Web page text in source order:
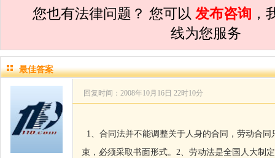
孙术校律师对民事诉讼法院指定的举
对离婚法律怎么判？有一
您也有法律问题？ 您可以 发布咨询 ，
线为您服务
最佳答案
回复时间：2008年10月16日 22时10分
1、合同法并不能调整关于人身的合同，劳动合
束，必须采取书面形式。2、劳动法是全国人大制